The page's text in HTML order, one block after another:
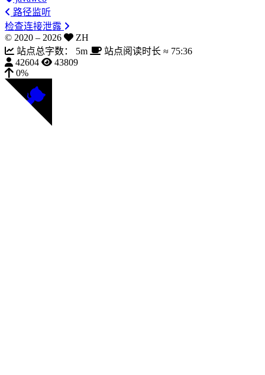
路径监听
检查连接泄露
© 2020 – 2026
ZH
站点总字数：
5m 站点阅读时长 ≈ 75:36
42604
43809
0%